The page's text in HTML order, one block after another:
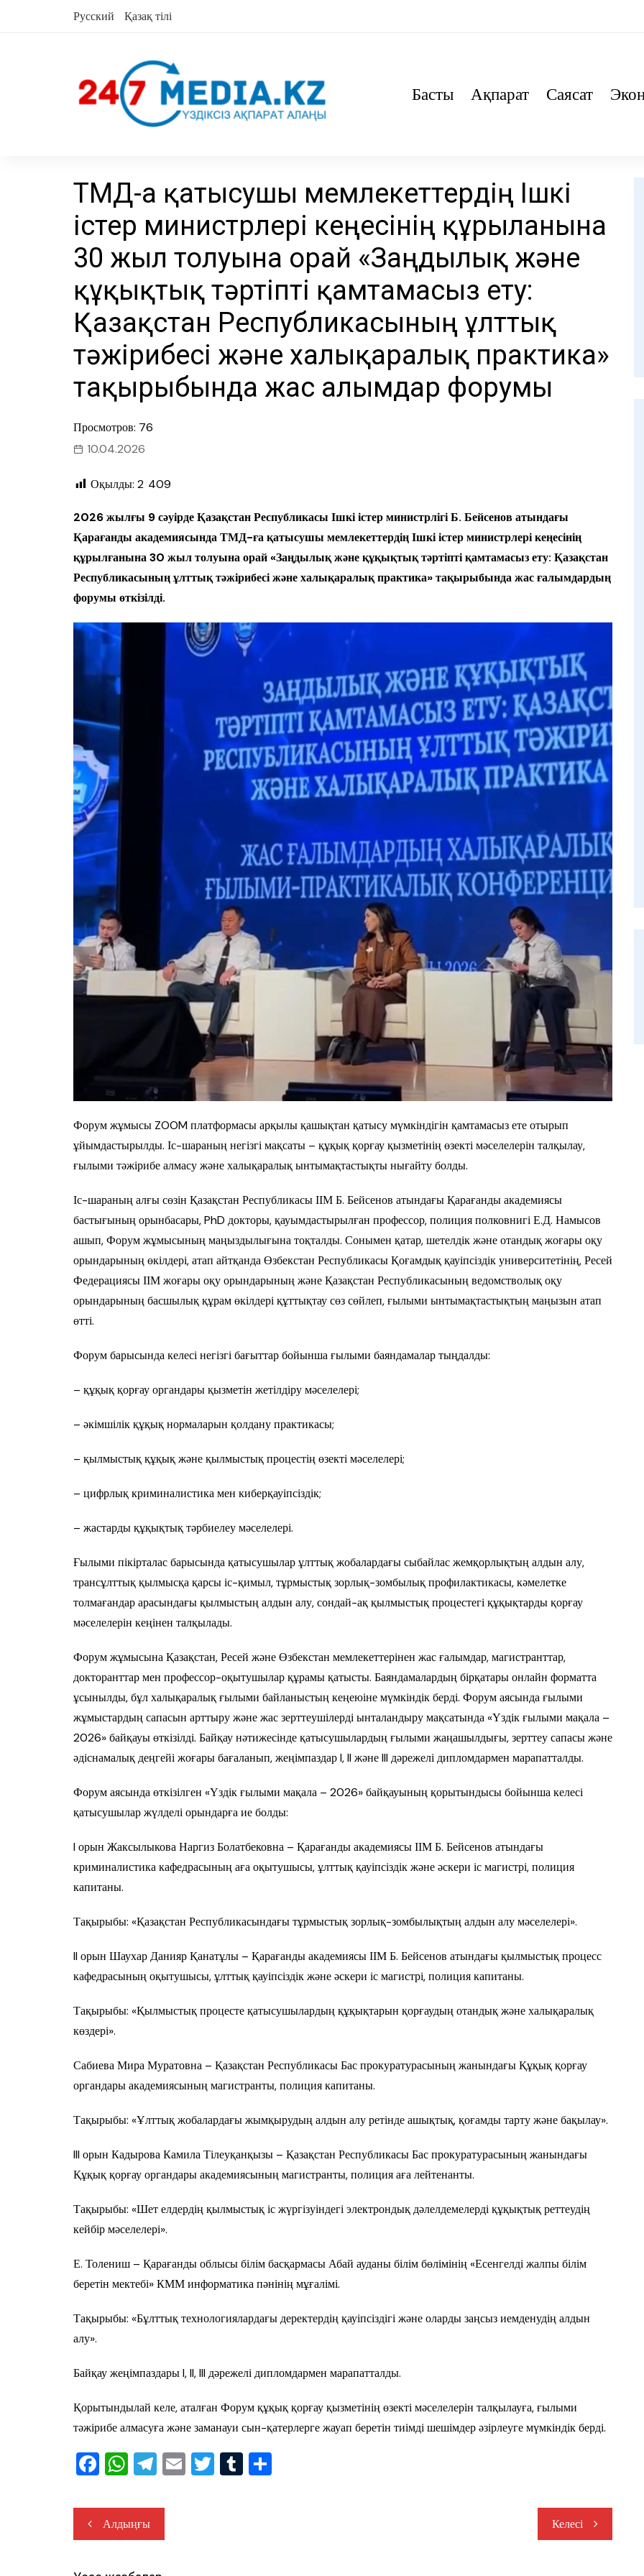
Русский Қазақ тілі
Басты Ақпарат Саясат
ТМД-ға қатысушы мемлекеттердің Ішкі
істер министрлері кеңесінің құрылғанына
30 жыл толуына орай «Заңдылық және
құқықтық тәртіпті қамтамасыз ету:
Қазақстан Республикасының ұлттық
тәжірибесі және халықаралық практика»
тақырыбында жас ғалымдар форумы
Просмотров: 76
10.04.2026
Оқылды: 2 409
2026 жылғы 9 сәуірде Қазақстан Республикасы Ішкі істер министрлігі Б. Бейсенов атындағы
Қарағанды академиясында ТМД-ға қатысушы мемлекеттердің Ішкі істер министрлері кеңесінің
құрылғанына 30 жыл толуына орай «Заңдылық және құқықтық тәртіпті қамтамасыз ету: Қазақстан
Республикасының ұлттық тәжірибесі және халықаралық практика» тақырыбында жас ғалымдардың
форумы өткізілді.
Форум жұмысы ZOOM платформасы арқылы қашықтан қатысу мүмкіндігін қамтамасыз ете отырып
ұйымдастырылды. Іс-шараның негізгі мақсаты – құқық қорғау қызметінің өзекті мәселелерін талқылау,
ғылыми тәжірибе алмасу және халықаралық ынтымақтастықты нығайту болды.
Іс-шараның алғы сөзін Қазақстан Республикасы ІІМ Б. Бейсенов атындағы Қарағанды академиясы
бастығының орынбасары, PhD докторы, қауымдастырылған профессор, полиция полковнигі Е.Д. Намысов
ашып, Форум жұмысының маңыздылығына тоқталды. Сонымен қатар, шетелдік және отандық жоғары оқу
орындарының өкілдері, атап айтқанда Өзбекстан Республикасы Қоғамдық қауіпсіздік университетінің, Ресей
Федерациясы ІІМ жоғары оқу орындарының және Қазақстан Республикасының ведомстволық оқу
орындарының басшылық құрам өкілдері құттықтау сөз сөйлеп, ғылыми ынтымақтастықтың маңызын атап
өтті.
Форум барысында келесі негізгі бағыттар бойынша ғылыми баяндамалар тыңдалды:
– құқық қорғау органдары қызметін жетілдіру мәселелері;
– әкімшілік құқық нормаларын қолдану практикасы;
– қылмыстық құқық және қылмыстық процестің өзекті мәселелері;
– цифрлық криминалистика мен киберқауіпсіздік;
– жастарды құқықтық тәрбиелеу мәселелері.
Ғылыми пікірталас барысында қатысушылар ұлттық жобалардағы сыбайлас жемқорлықтың алдын алу,
трансұлттық қылмысқа қарсы іс-қимыл, тұрмыстық зорлық-зомбылық профилактикасы, кәмелетке
толмағандар арасындағы қылмыстың алдын алу, сондай-ақ қылмыстық процестегі құқықтарды қорғау
мәселелерін кеңінен талқылады.
Форум жұмысына Қазақстан, Ресей және Өзбекстан мемлекеттерінен жас ғалымдар, магистранттар,
докторанттар мен профессор-оқытушылар құрамы қатысты. Баяндамалардың бірқатары онлайн форматта
ұсынылды, бұл халықаралық ғылыми байланыстың кеңеюіне мүмкіндік берді. Форум аясында ғылыми
жұмыстардың сапасын арттыру және жас зерттеушілерді ынталандыру мақсатында «Үздік ғылыми мақала –
2026» байқауы өткізілді. Байқау нәтижесінде қатысушылардың ғылыми жаңашылдығы, зерттеу сапасы және
әдіснамалық деңгейі жоғары бағаланып, жеңімпаздар I, II және III дәрежелі дипломдармен марапатталды.
Форум аясында өткізілген «Үздік ғылыми мақала – 2026» байқауының қорытындысы бойынша келесі
қатысушылар жүлделі орындарға ие болды:
I орын Жаксылыкова Наргиз Болатбековна – Қарағанды академиясы ІІМ Б. Бейсенов атындағы
криминалистика кафедрасының аға оқытушысы, ұлттық қауіпсіздік және әскери іс магистрі, полиция
капитаны.
Тақырыбы: «Қазақстан Республикасындағы тұрмыстық зорлық-зомбылықтың алдын алу мәселелері».
II орын Шаухар Данияр Қанатұлы – Қарағанды академиясы ІІМ Б. Бейсенов атындағы қылмыстық процесс
кафедрасының оқытушысы, ұлттық қауіпсіздік және әскери іс магистрі, полиция капитаны.
Тақырыбы: «Қылмыстық процесте қатысушылардың құқықтарын қорғаудың отандық және халықаралық
көздері».
Сабиева Мира Муратовна – Қазақстан Республикасы Бас прокуратурасының жанындағы Құқық қорғау
органдары академиясының магистранты, полиция капитаны.
Тақырыбы: «Ұлттық жобалардағы жымқырудың алдын алу ретінде ашықтық, қоғамды тарту және бақылау».
III орын Кадырова Камила Тілеуқанқызы – Қазақстан Республикасы Бас прокуратурасының жанындағы
Құқық қорғау органдары академиясының магистранты, полиция аға лейтенанты.
Тақырыбы: «Шет елдердің қылмыстық іс жүргізуіндегі электрондық дәлелдемелерді құқықтық реттеудің
кейбір мәселелері».
Е. Толениш – Қарағанды облысы білім басқармасы Абай ауданы білім бөлімінің «Есенгелді жалпы білім
беретін мектебі» КММ информатика пәнінің мұғалімі.
Тақырыбы: «Бұлттық технологиялардағы деректердің қауіпсіздігі және оларды заңсыз иемденудің алдын
алу».
Байқау жеңімпаздары I, II, III дәрежелі дипломдармен марапатталды.
Қорытындылай келе, аталған Форум құқық қорғау қызметінің өзекті мәселелерін талқылауға, ғылыми
тәжірибе алмасуға және заманауи сын-қатерлерге жауап беретін тиімді шешімдер әзірлеуге мүмкіндік берді.
F
c
e
W
at
s
T
e
gr
E T T
Жазба
навигациясы
Алдыңғы Келесі